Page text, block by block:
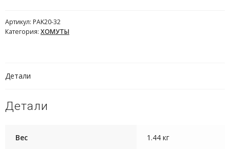
Артикул: PAK20-32
Категория: ХОМУТЫ
Детали
Детали
Вес 1.44 кг